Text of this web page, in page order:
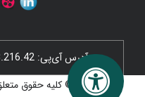
آدرس آی‌پی:
© کلیه حقوق